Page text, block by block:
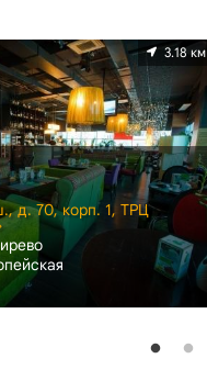
3.18 км
д. 70, корп. 1, ТРЦ